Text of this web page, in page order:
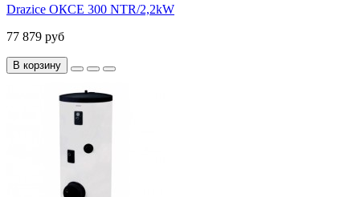
Drazice ОКСЕ 300 NTR/2,2kW
77 879 руб
В корзину